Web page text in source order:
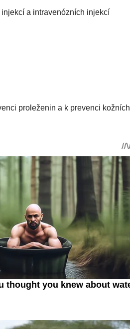
a intravenózních injekcí
proleženin a k prevenci kožních